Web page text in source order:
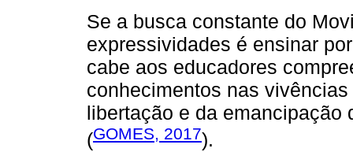
Se a busca constante do
expressividades é ensinar
cabe aos educadores
conhecimentos nas
libertação e da emancipação
(GOMES, 2017).